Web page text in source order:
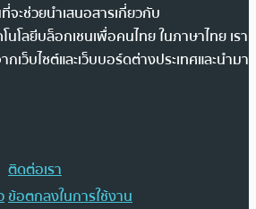
ะช่วยนำเสนอสารเกี่ยวกับ
นโลยีบล็อกเชนเพื่อคนไทย ในภาษาไทย เรา
ว็บไซต์และเว็บบอร์ดต่างประเทศและนำมา
ติดต่อเรา
ข้อตกลงในการใช้งาน